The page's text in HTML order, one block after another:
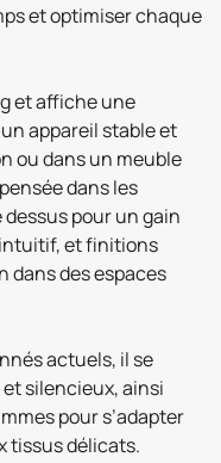
et optimiser chaque
et affiche une
appareil stable et
ou dans un meuble
dans les
pour un gain
et finitions
dans des espaces
actuels, il se
silencieux, ainsi
pour s’adapter
tissus délicats.